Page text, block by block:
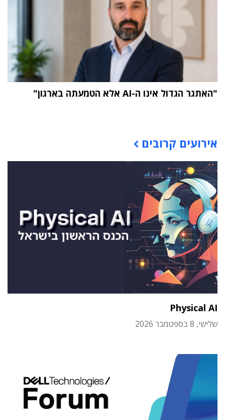
"האתגר הגדול אינו ה-AI אלא הטמעתה בארגון"
אירועים קרובים
Physical AI
שלישי, 8 בספטמבר 2026